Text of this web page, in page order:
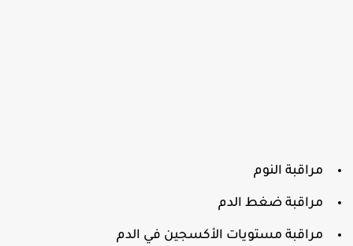
مراقبة النوم
مراقبة ضغط الدم
مراقبة مستويات الأكسجين في الدم